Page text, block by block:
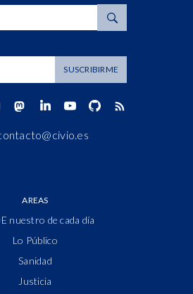
SUSCRIBIRME
AREAS
nuestro de cada día
Lo Público
Sanidad
Justicia